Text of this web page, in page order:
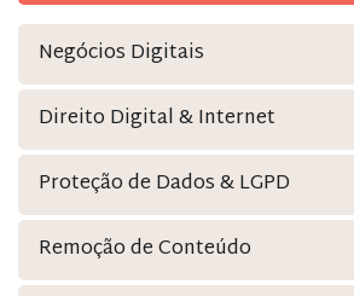
Negócios Digitais
Direito Digital & Internet
Proteção de Dados & LGPD
Remoção de Conteúdo